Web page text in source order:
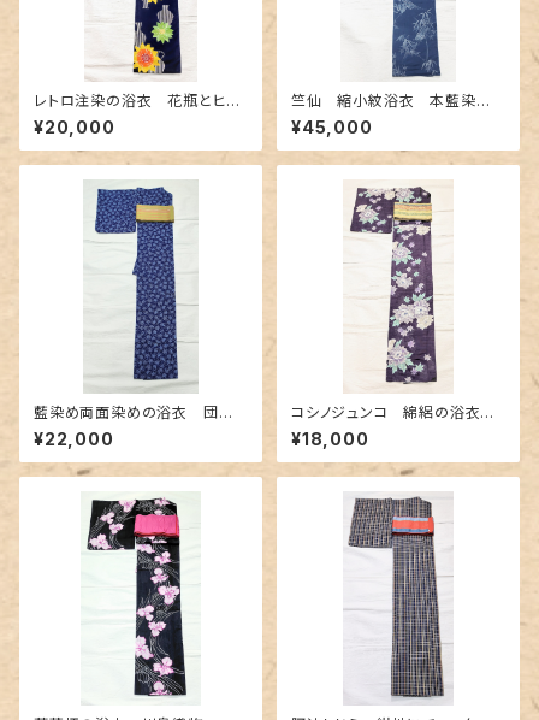
レトロ注染の浴衣 花瓶とヒマ
ワリ柄
¥20,000
竺仙 縮小紋浴衣 本藍染
め〜長板中形の竹柄〜
¥45,000
藍染め両面染めの浴衣 団扇
柄✕よろけ縞
¥22,000
コシノジュンコ 綿絽の浴衣
シックな紫色
¥18,000